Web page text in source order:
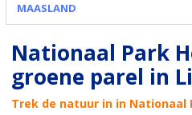
MAASLAND
Nationaal Park
groene parel in
Trek de natuur in in Nationaal